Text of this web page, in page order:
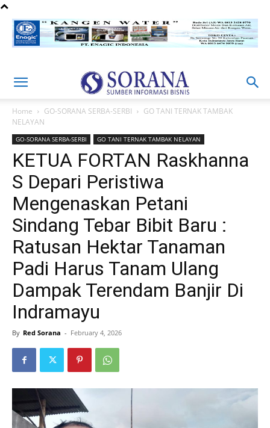
Home GO-SORANA SERBA-SERBI
GO TANI TERNAK TAMBAK
NELAYAN
GO-SORANA SERBA-SERBI GO TANI TERNAK TAMBAK NELAYAN
KETUA FORTAN Raskhanna
S Depari Peristiwa
Mengenaskan Petani
Sindang Tebar Bibit Baru :
Ratusan Hektar Tanaman
Padi Harus Tanam Ulang
Dampak Terendam Banjir Di
Indramayu
By Red Sorana - February 4, 2026